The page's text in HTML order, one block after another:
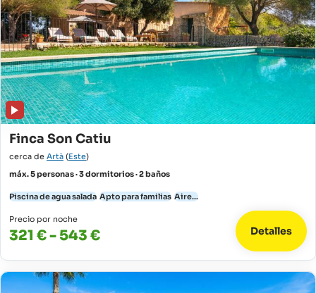
Finca Son Catiu
cerca de Artà (Este)
máx. 5 personas · 3 dormitorios · 2 baños
Piscina de agua salada Apto para familias Aire...
Precio por noche
321 € - 543 € Detalles